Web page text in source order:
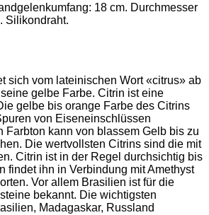
18 cm. Durchmesser
Silikondraht.
sich vom lateinischen Wort «citrus» ab
gelbe Farbe. Citrin ist eine
gelbe bis orange Farbe des Citrins
von Eiseneinschlüssen
Farbton kann von blassem Gelb bis zu
Die wertvollsten Citrins sind die mit
Citrin ist in der Regel durchsichtig bis
findet ihn in Verbindung mit Amethyst
Vor allem Brasilien ist für die
bekannt. Die wichtigsten
Madagaskar, Russland